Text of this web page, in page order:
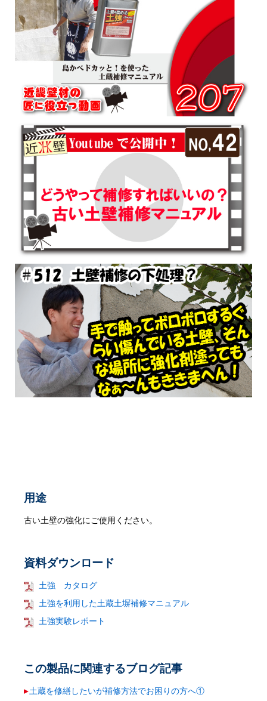
用途
古い土壁の強化にご使用ください。
資料ダウンロード
土強 カタログ
土強を利用した土蔵土塀補修マニュアル
土強実験レポート
この製品に関連するブログ記事
土蔵を修繕したいが補修方法でお困りの方へ①